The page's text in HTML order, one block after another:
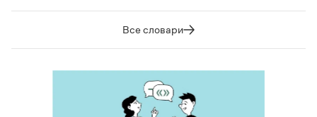
Все словари